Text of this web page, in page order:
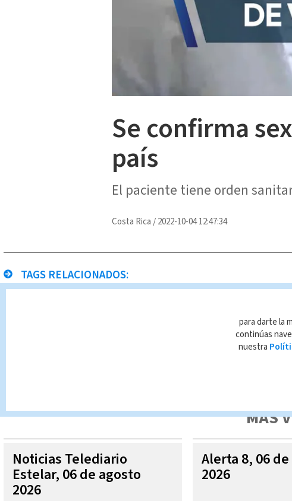
Se confirma
país
El paciente tiene orden
Costa Rica /2022-10-04 12:47:34
TAGS RELACIONADOS:
Queda prohibida la reproducción total o parcial del contenido de esta
autorizada constituye una infracción y un delito de conformidad con
MÁS
Noticias Telediario
Estelar, 06 de agosto
2026
Alerta 8, 06
2026
para darte la
continúas
nuestra